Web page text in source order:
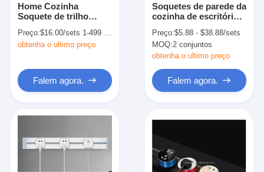
Home Cozinha
Soquete de trilho
trilho de energia
multifunção
Preço:$16.00/sets 1-499 sets
obtenha o ultimo preço
Falem agora.
Soquetes de parede da
cozinha de escritório
Preço:$5.88 - $38.88/sets
MOQ:2 conjuntos
obtenha o ultimo preço
Falem agora.